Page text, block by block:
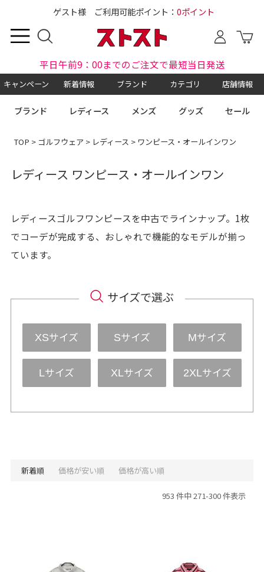
ゲスト様 ご利用可能ポイント： 0ポイント
平日午前9：00までのご注文で最短当日発送
キャンペーン 新着情報 ブランド カテゴリ 店舗情報
ブランド レディース メンズ グッズ セール
TOP > ゴルフウェア > レディース > ワンピース・オールインワン
レディース ワンピース・オールインワン
レディースゴルフワンピースを中古でラインナップ。1枚
でコーデが完成する、おしゃれで機能的なモデルが揃っ
ています。
サイズで選ぶ
XSサイズ Sサイズ Mサイズ
Lサイズ XLサイズ 2XLサイズ
新着順 価格が安い順 価格が高い順
953 件中 271-300 件表示